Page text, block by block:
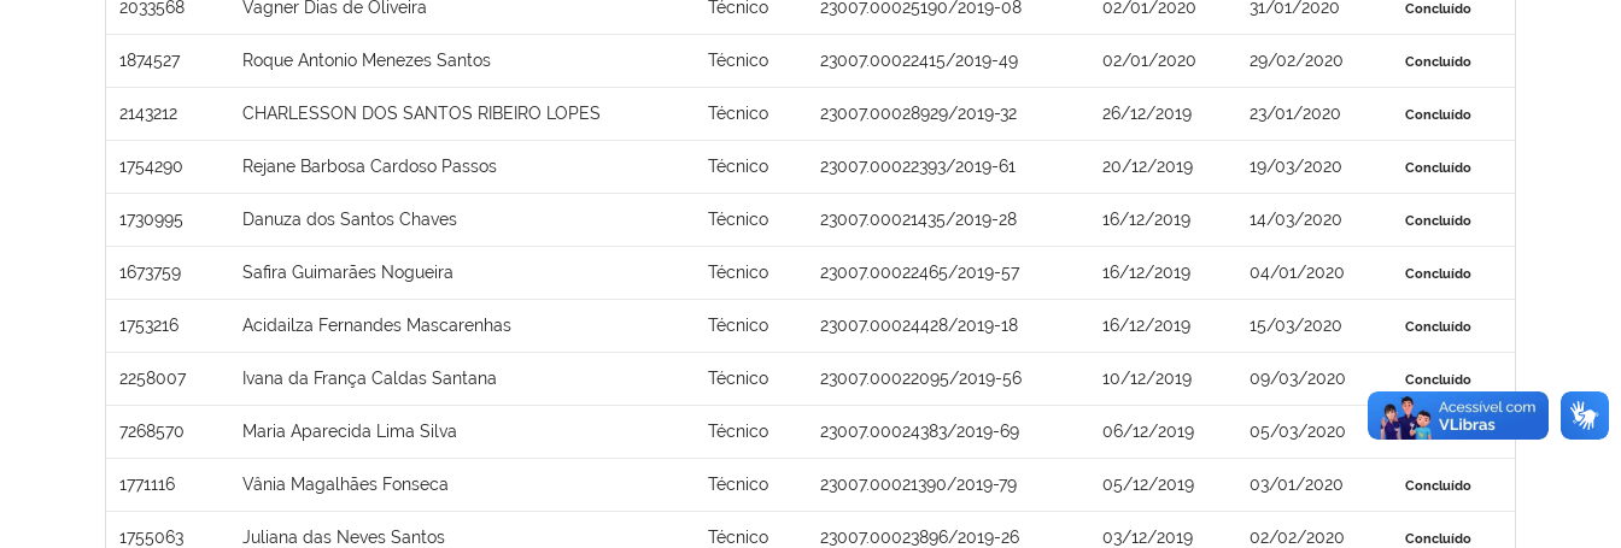
2033568 Vagner Dias de Oliveira Técnico 23007.00025190/2019-08 02/01/2020 31/01/2020 Concluído
1874527 Roque Antonio Menezes Santos Técnico 23007.00022415/2019-49 02/01/2020 29/02/2020 Concluído
2143212 CHARLESSON DOS SANTOS RIBEIRO LOPES Técnico 23007.00028929/2019-32 26/12/2019 23/01/2020 Concluído
1754290 Rejane Barbosa Cardoso Passos Técnico 23007.00022393/2019-61 20/12/2019 19/03/2020 Concluído
1730995 Danuza dos Santos Chaves Técnico 23007.00021435/2019-28 16/12/2019 14/03/2020 Concluído
1673759 Safira Guimarães Nogueira Técnico 23007.00022465/2019-57 16/12/2019 04/01/2020 Concluído
1753216 Acidailza Fernandes Mascarenhas Técnico 23007.00024428/2019-18 16/12/2019 15/03/2020 Concluído
2258007 Ivana da França Caldas Santana Técnico 23007.00022095/2019-56 10/12/2019 09/03/2020 Concluído
7268570 Maria Aparecida Lima Silva Técnico 23007.00024383/2019-69 06/12/2019 05/03/2020 Concluído
1771116 Vânia Magalhães Fonseca Técnico 23007.00021390/2019-79 05/12/2019 03/01/2020 Concluído
1755063 Juliana das Neves Santos Técnico 23007.00023896/2019-26 03/12/2019 02/02/2020 Concluído